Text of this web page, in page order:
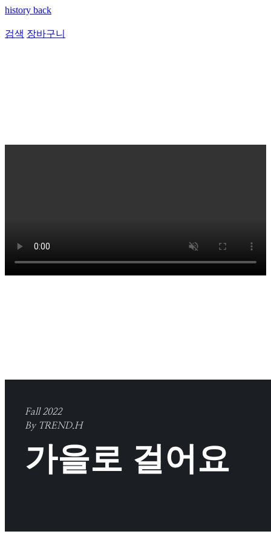
history back
검색 장바구니
Fall 2022
By TREND.H
가을로 걸어요